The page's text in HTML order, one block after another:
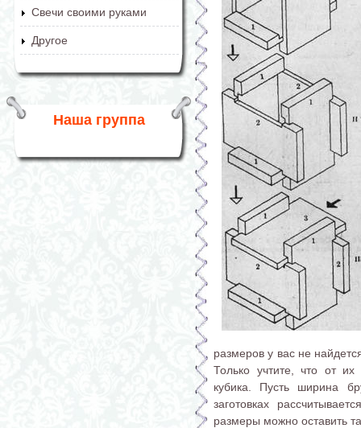
Свечи своими руками
Другое
Наша группа
размеров у вас не
Только учтите, что от
кубика. Пусть ширина
заготовках
размеры можно оставить